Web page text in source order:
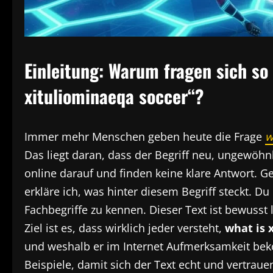
Einleitung: Warum fragen sich
xituliominaeqa soccer“?
Immer mehr Menschen geben heute die Frage
Das liegt daran, dass der Begriff neu,
online darauf und finden keine klare Antwort.
erkläre ich, was hinter diesem Begriff steckt.
Fachbegriffe zu kennen. Dieser Text ist
Ziel ist es, dass wirklich jeder versteht, what is
und weshalb er im Internet Aufmerksamkeit
Beispiele, damit sich der Text echt und